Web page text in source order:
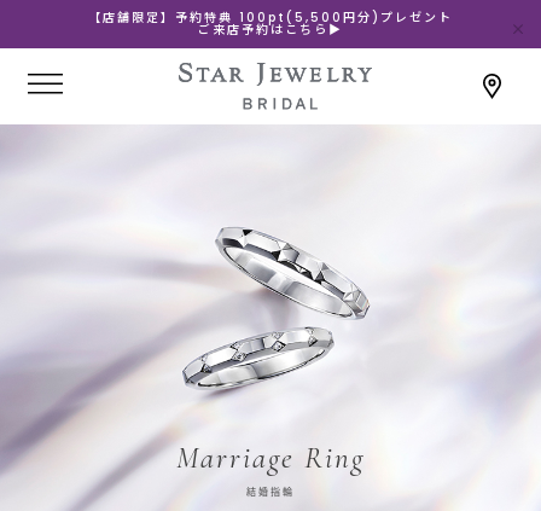
【店舗限定】予約特典 100pt(5,500円分)プレゼント
ご来店予約はこちら▶
Marriage Ring
結婚指輪